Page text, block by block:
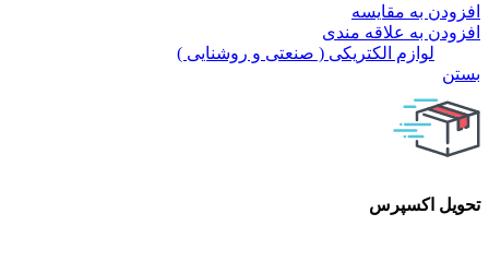
افزودن به مقایسه
افزودن به علاقه مندی
لوازم الکتریکی ( صنعتی و روشنایی )
بستن
تحویل اکسپرس